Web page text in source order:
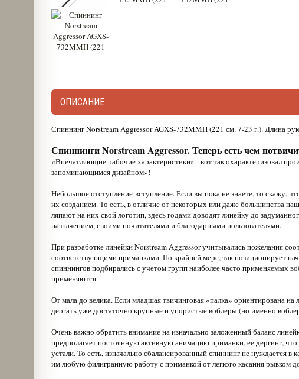
ОПИСАНИЕ
Спиннинг Norstream Aggressor AGXS-732MMH (221 см. 7-23 г.). Длина
Спиннинги Norstream Aggressor. Теперь есть чем
«Впечатляющие рабочие характеристики» - вот так охарактеризовал
запоминающимся дизайном»!
Небольшое отступление-вступление. Если вы пока не знаете, то скажу,
их созданием. То есть, в отличие от некоторых или даже большинства
ляпают на них свой логотип, здесь годами доводят линейку до
назначением, своими почитателями и благодарными пользователями.
При разработке линейки Norstream Aggressor учитывались пожелания
соответствующими приманками. По крайней мере, так позиционирует
спиннингов подбирались с учетом групп наиболее часто применяемых
применяются.
От мала до велика. Если младшая твичинговая «палка» ориентирована
дергать уже достаточно крупные и упористые воблеры (но именно
Очень важно обратить внимание на изначально заложенный баланс
предполагает постоянную активную анимацию приманки, ее дергинг,
устали. То есть, изначально сбалансированный спиннинг не нуждается
им любую филигранную работу с приманкой от легкого касания рывком